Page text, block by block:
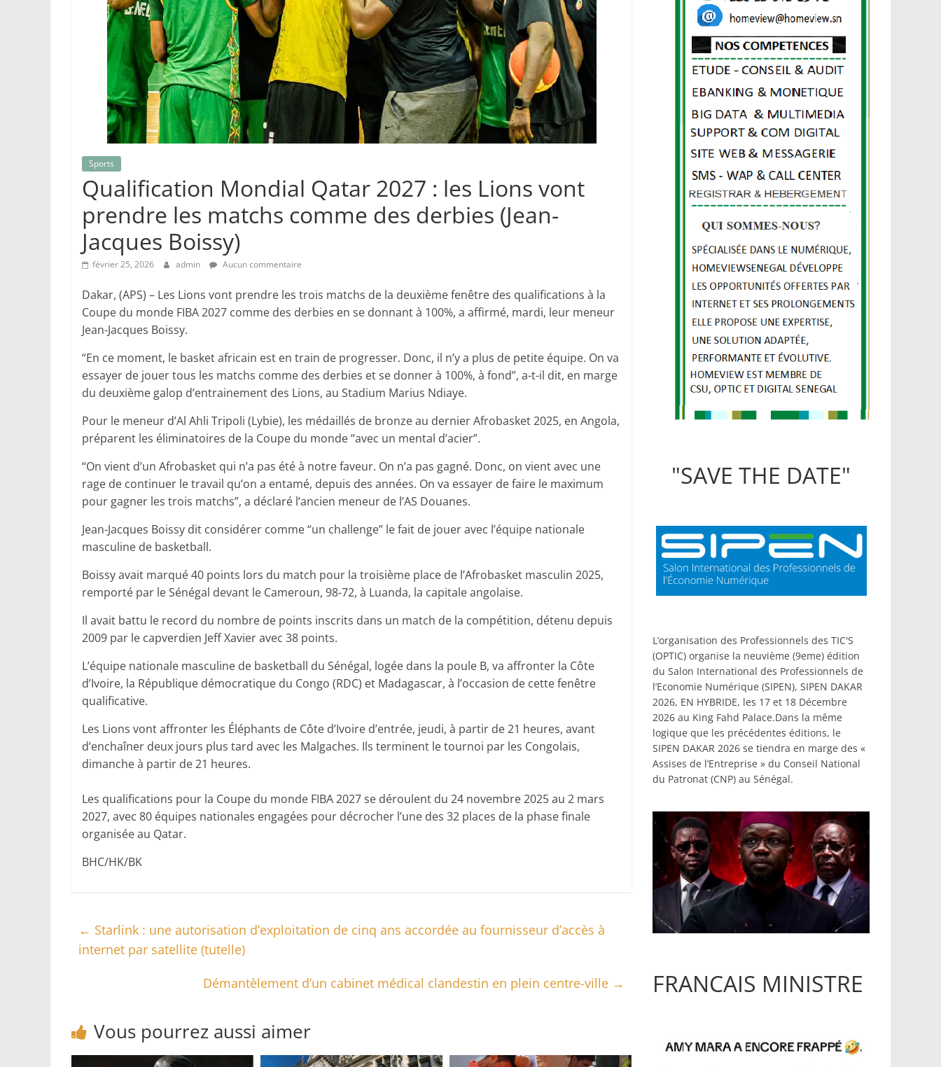
Sports
Qualification Mondial Qatar 2027 : les Lions vont
prendre les matchs comme des derbies (Jean-
Jacques Boissy)
février 25, 2026 admin Aucun commentaire
Dakar, (APS) – Les Lions vont prendre les trois matchs de la deuxième fenêtre des qualifications à la
Coupe du monde FIBA 2027 comme des derbies en se donnant à 100%, a affirmé, mardi, leur meneur
Jean-Jacques Boissy.
“En ce moment, le basket africain est en train de progresser. Donc, il n’y a plus de petite équipe. On va
essayer de jouer tous les matchs comme des derbies et se donner à 100%, à fond”, a-t-il dit, en marge
du deuxième galop d’entrainement des Lions, au Stadium Marius Ndiaye.
Pour le meneur d’Al Ahli Tripoli (Lybie), les médaillés de bronze au dernier Afrobasket 2025, en Angola,
préparent les éliminatoires de la Coupe du monde “avec un mental d’acier”.
“On vient d’un Afrobasket qui n’a pas été à notre faveur. On n’a pas gagné. Donc, on vient avec une
rage de continuer le travail qu’on a entamé, depuis des années. On va essayer de faire le maximum
pour gagner les trois matchs”, a déclaré l’ancien meneur de l’AS Douanes.
Jean-Jacques Boissy dit considérer comme “un challenge” le fait de jouer avec l’équipe nationale
masculine de basketball.
Boissy avait marqué 40 points lors du match pour la troisième place de l’Afrobasket masculin 2025,
remporté par le Sénégal devant le Cameroun, 98-72, à Luanda, la capitale angolaise.
Il avait battu le record du nombre de points inscrits dans un match de la compétition, détenu depuis
2009 par le capverdien Jeff Xavier avec 38 points.
L’équipe nationale masculine de basketball du Sénégal, logée dans la poule B, va affronter la Côte
d’Ivoire, la République démocratique du Congo (RDC) et Madagascar, à l’occasion de cette fenêtre
qualificative.
‎‎Les Lions vont affronter les Éléphants de Côte d’Ivoire d’entrée, jeudi, à partir de 21 heures, avant
d’enchaîner deux jours plus tard avec les Malgaches. ‎Ils terminent le tournoi par les Congolais,
dimanche à partir de 21 heures.
‎‎Les qualifications pour la Coupe du monde FIBA 2027 se déroulent du 24 novembre 2025 au 2 mars
2027, avec 80 équipes nationales engagées pour décrocher l’une des 32 places de la phase finale
organisée au Qatar.
BHC/HK/BK
← Starlink : une autorisation d’exploitation de cinq ans accordée au fournisseur d’accès à
internet par satellite (tutelle)
Démantèlement d’un cabinet médical clandestin en plein centre-ville →
Vous pourrez aussi aimer
"SAVE THE DATE"
L’organisation des Professionnels des TIC'S
(OPTIC) organise la neuvième (9eme) édition
du Salon International des Professionnels de
l’Economie Numérique (SIPEN), SIPEN DAKAR
2026, EN HYBRIDE, les 17 et 18 Décembre
2026 au King Fahd Palace.Dans la même
logique que les précédentes éditions, le
SIPEN DAKAR 2026 se tiendra en marge des «
Assises de l’Entreprise » du Conseil National
du Patronat (CNP) au Sénégal.
FRANCAIS MINISTRE